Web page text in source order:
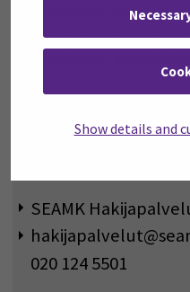
Show details and
Osaamisen johtaminen
SEAMK
020 124 5501